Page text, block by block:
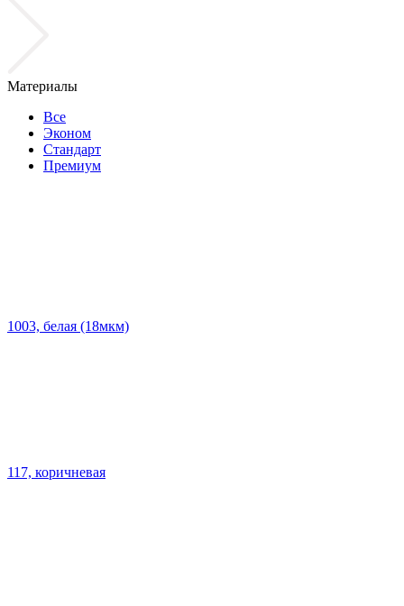
Материалы
Все
Эконом
Стандарт
Премиум
1003, белая (18мкм)
117, коричневая